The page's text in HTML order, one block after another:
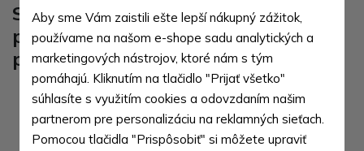
Světle hnědé chlapecké kojenecké
ponožky Nathan 0 - 6 měsíců - 1
pár
Aby sme Vám zaistili ešte lepší nákupný zážitok,
používame na našom e-shope sadu analytických a
marketingových nástrojov, ktoré nám s tým
pomáhajú. Kliknutím na tlačidlo "Prijať všetko"
súhlasíte s využitím cookies a odovzdaním našim
partnerom pre personalizáciu na reklamných sieťach.
Pomocou tlačidla "Prispôsobiť" si môžete upraviť